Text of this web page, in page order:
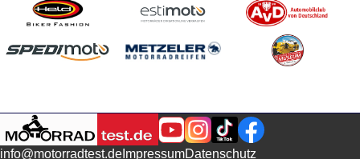
info@motorradtest.de ImpressumDatenschutz